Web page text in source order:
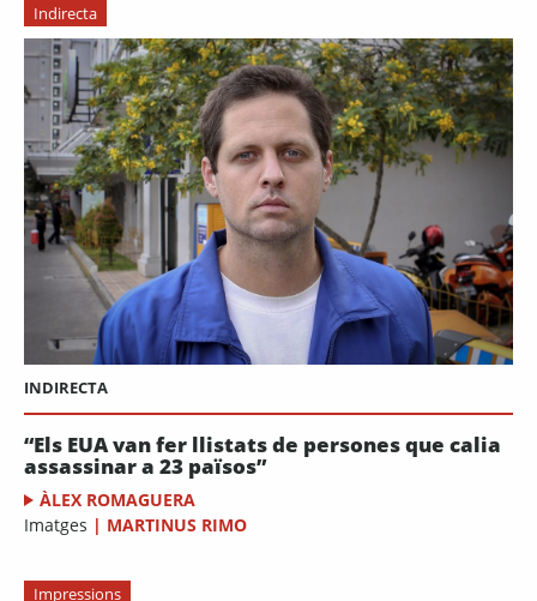
Indirecta
INDIRECTA
“Els EUA van fer llistats de persones que calia
assassinar a 23 països”
ÀLEX ROMAGUERA
Imatges | MARTINUS RIMO
Impressions